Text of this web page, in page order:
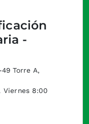
-
Torre A,
Viernes 8:00